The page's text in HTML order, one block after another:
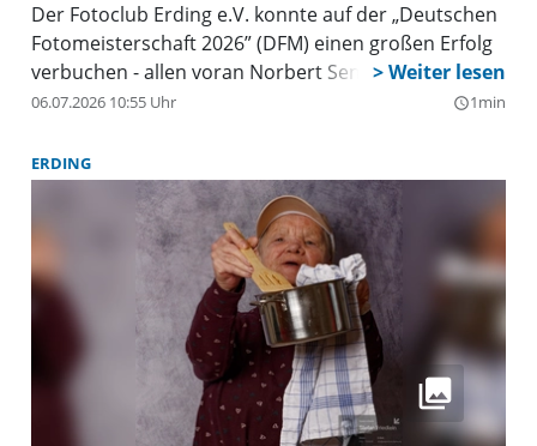
Der Fotoclub Erding e.V. konnte auf der „Deutschen
Fotomeisterschaft 2026” (DFM) einen großen Erfolg
verbuchen - allen voran Norbert Senser, der Rang 1
in der Autorenwertung dieses wichtigsten
„Deutscher Fotomeister” geworden. Das ist eine
große Ehre für den Club und damit auch für den
Landkreis Erding, dass der beste Fotograf aus
unseren Reihen stammt.
06.07.2026 10:55 Uhr query_builder1min
ERDING